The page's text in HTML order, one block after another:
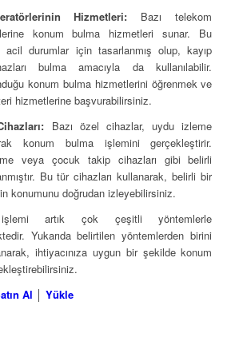
Hizmetleri: Bazı telekom
konum bulma hizmetleri sunar. Bu
acil durumlar için tasarlanmış olup, kayıp
bulma amacıyla da kullanılabilir.
konum bulma hizmetlerini öğrenmek ve
hizmetlerine başvurabilirsiniz.
Bazı özel cihazlar, uydu izleme
konum bulma işlemini gerçekleştirir.
veya çocuk takip cihazları gibi belirli
Bu tür cihazları kullanarak, belirli bir
konumunu doğrudan izleyebilirsiniz.
artık çok çeşitli yöntemlerle
Yukarıda belirtilen yöntemlerden birini
ihtiyacınıza uygun bir şekilde konum
Al Yükle